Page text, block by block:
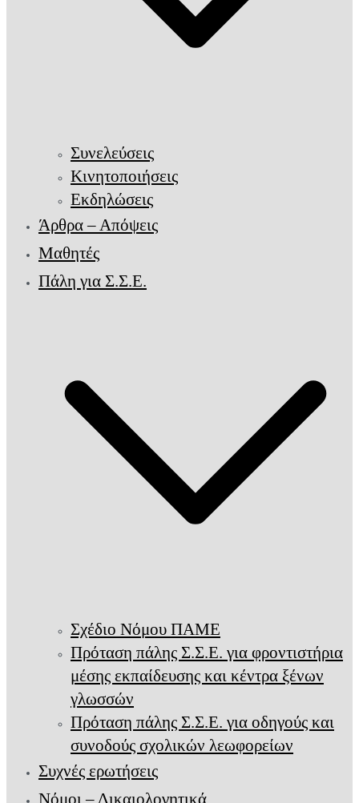
Συνελεύσεις
Κινητοποιήσεις
Εκδηλώσεις
Άρθρα – Απόψεις
Μαθητές
Πάλη για Σ.Σ.Ε.
Σχέδιο Νόμου ΠΑΜΕ
Πρόταση πάλης Σ.Σ.Ε. για φροντιστήρια
μέσης εκπαίδευσης και κέντρα ξένων
γλωσσών
Πρόταση πάλης Σ.Σ.Ε. για οδηγούς και
συνοδούς σχολικών λεωφορείων
Συχνές ερωτήσεις
Νόμοι – Δικαιολογητικά